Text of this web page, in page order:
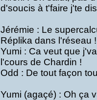
d'soucis à t'faire j'te
Jérémie : Le
Réplika dans l'réseau !
Yumi : Ca veut que
l'cours de Chardin !
Odd : De tout façon
Yumi (agaçé) : Oh ça